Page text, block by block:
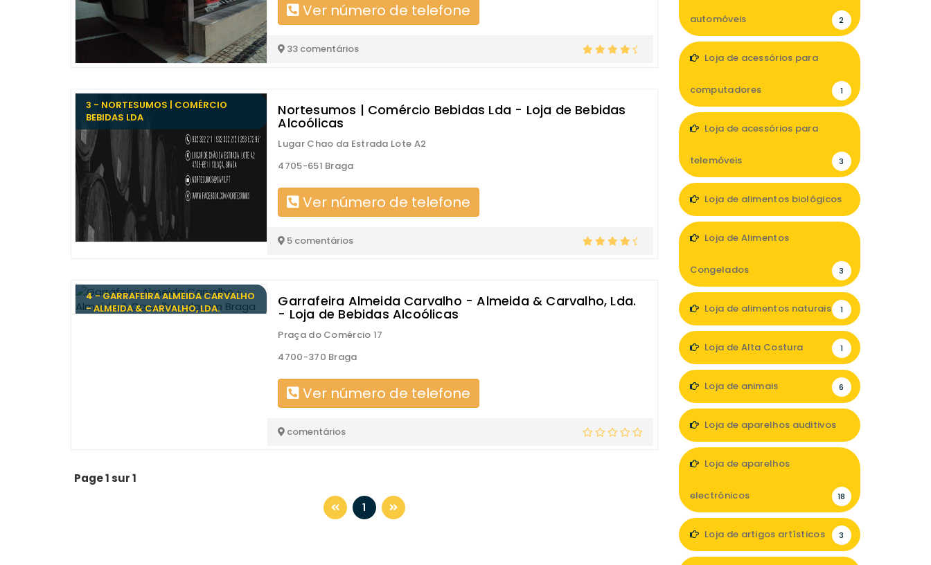
Ver número de telefone
33 comentários
3 - NORTESUMOS | COMÉRCIO
BEBIDAS LDA
Nortesumos | Comércio Bebidas Lda - Loja de Bebidas
Alcoólicas
Lugar Chao da Estrada Lote A2
4705-651 Braga
Ver número de telefone
5 comentários
4 - GARRAFEIRA ALMEIDA CARVALHO
- ALMEIDA & CARVALHO, LDA.
Garrafeira Almeida Carvalho - Almeida & Carvalho, Lda.
- Loja de Bebidas Alcoólicas
Praça do Comércio 17
4700-370 Braga
Ver número de telefone
comentários
Page 1 sur 1
1
automóveis 2
Loja de acessórios para
computadores 1
Loja de acessórios para
telemóveis 3
Loja de alimentos biológicos
Loja de Alimentos
Congelados 3
Loja de alimentos naturais 1
Loja de Alta Costura 1
Loja de animais 6
Loja de aparelhos auditivos
Loja de aparelhos
electrónicos 18
Loja de artigos artísticos 3